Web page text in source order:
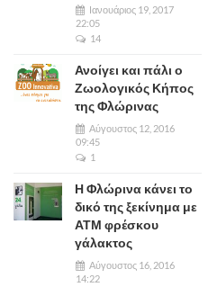
Ιανουάριος 19, 2017
22:05
14
Ανοίγει και πάλι ο
Ζωολογικός Κήπος
της Φλώρινας
Αύγουστος 12, 2016
09:45
1
Η Φλώρινα κάνει το
δικό της ξεκίνημα με
ΑΤΜ φρέσκου
γάλακτος
Αύγουστος 16, 2016
14:22